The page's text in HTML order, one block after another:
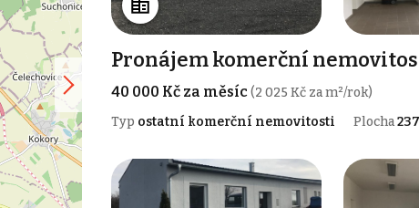
Pronájem komerční
40 000 Kč za měsíc(2 025 Kč za m²/rok)
Typ ostatní komerční nemovitosti Plocha